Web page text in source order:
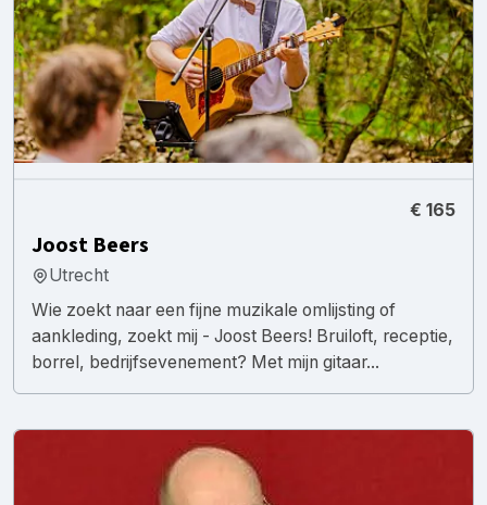
€ 165
Joost Beers
Utrecht
Wie zoekt naar een fijne muzikale omlijsting of
aankleding, zoekt mij - Joost Beers! Bruiloft, receptie,
borrel, bedrijfsevenement? Met mijn gitaar...